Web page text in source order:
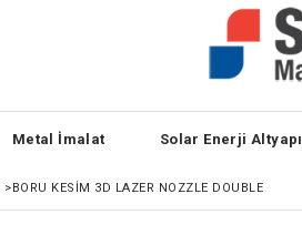
Metal İmalat Solar Enerji Altyapı
>BORU KESIM 3D LAZER NOZZLE DOUBLE